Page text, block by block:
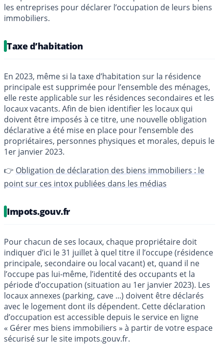
les entreprises pour déclarer l’occupation de leurs biens
immobiliers.
Taxe d’habitation
En 2023, même si la taxe d’habitation sur la résidence
principale est supprimée pour l’ensemble des ménages,
elle reste applicable sur les résidences secondaires et les
locaux vacants. Afin de bien identifier les locaux qui
doivent être imposés à ce titre, une nouvelle obligation
déclarative a été mise en place pour l’ensemble des
propriétaires, personnes physiques et morales, depuis le
1er janvier 2023.
👉 Obligation de déclaration des biens immobiliers : le
point sur ces intox publiées dans les médias
Impots.gouv.fr
Pour chacun de ses locaux, chaque propriétaire doit
indiquer d’ici le 31 juillet à quel titre il l’occupe (résidence
principale, secondaire ou local vacant) et, quand il ne
l’occupe pas lui-même, l’identité des occupants et la
période d’occupation (situation au 1er janvier 2023). Les
locaux annexes (parking, cave ...) doivent être déclarés
avec le logement dont ils dépendent. Cette déclaration
d’occupation est accessible depuis le service en ligne
« Gérer mes biens immobiliers » à partir de votre espace
sécurisé sur le site impots.gouv.fr.